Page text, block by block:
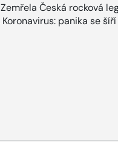
Česká rocková
panika se